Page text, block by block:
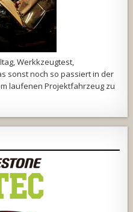
Werkkzeugtest,
sonst noch so passiert in der
laufenen Projektfahrzeug zu